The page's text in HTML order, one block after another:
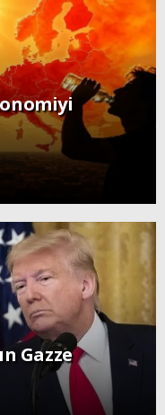
Gazze